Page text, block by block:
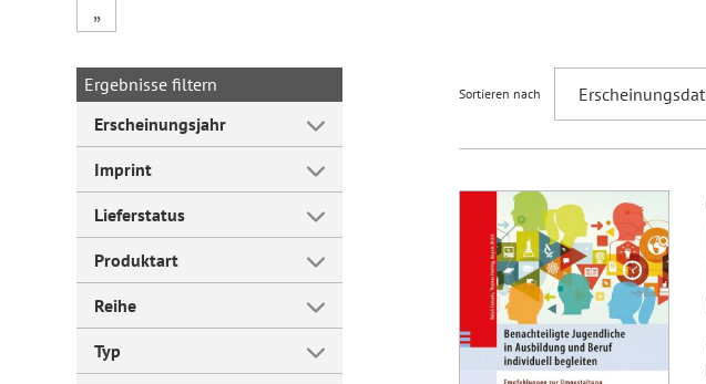
Forum Arbeitslehre
„
Ergebnisse filtern
Erscheinungsjahr
Imprint
Lieferstatus
Produktart
Reihe
Typ
Sortieren nach